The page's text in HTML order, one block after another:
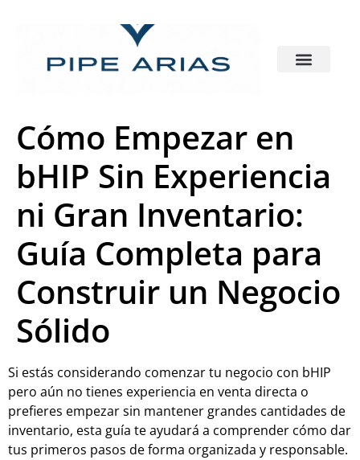
Cómo Empezar en
bHIP Sin Experiencia
ni Gran Inventario:
Guía Completa para
Construir un Negocio
Sólido
Si estás considerando comenzar tu negocio con bHIP
pero aún no tienes experiencia en venta directa o
prefieres empezar sin mantener grandes cantidades de
inventario, esta guía te ayudará a comprender cómo dar
tus primeros pasos de forma organizada y responsable.